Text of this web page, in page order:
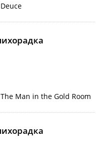
Deuce
The Man in the Gold Room